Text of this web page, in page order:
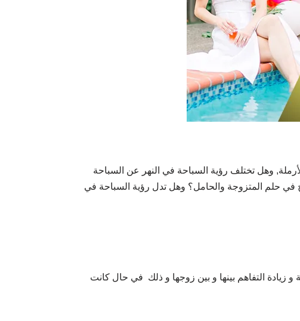
وهل تختلف رؤية السباحة في النهر عن السباحة
في حلم المتزوجة والحامل؟ وهل تدل رؤية السباحة في
زيادة التفاهم بينها و بين زوجها و ذلك في حال كانت